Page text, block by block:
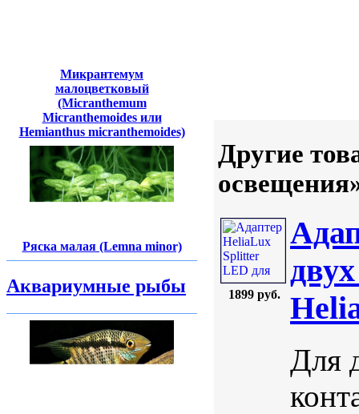
Микрантемум
малоцветковый
(Micranthemum
Micranthemoides или
Hemianthus micranthemoides)
Ряска малая (Lemna minor)
Аквариумные рыбы
Другие
1899 руб.
Для